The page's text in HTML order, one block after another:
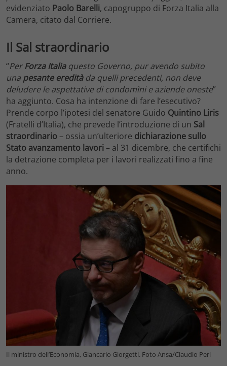
evidenziato Paolo Barelli, capogruppo di Forza Italia alla
Camera, citato dal Corriere.
Il Sal straordinario
“PerForza Italiaquesto Governo, pur avendo subito
una pesante ereditàda quelli precedenti, non deve
deludere le aspettative di condomìni e aziende oneste”
ha aggiunto. Cosa ha intenzione di fare l’esecutivo?
Prende corpo l’ipotesi del senatore Guido Quintino Liris
(Fratelli d’Italia), che prevede l’introduzione di un Sal
straordinario– ossia un’ulteriore dichiarazione sullo
Stato avanzamento lavori– al 31 dicembre, che certifichi
la detrazione completa per i lavori realizzati fino a fine
anno.
Il ministro dell’Economia, Giancarlo Giorgetti. Foto Ansa/Claudio Peri